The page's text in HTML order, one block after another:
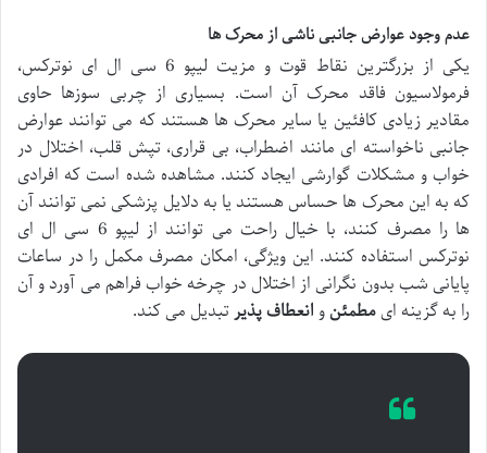
عدم وجود عوارض جانبی ناشی از محرک ها
یکی از بزرگترین نقاط قوت و مزیت لیپو 6 سی ال ای نوترکس،
فرمولاسیون فاقد محرک آن است. بسیاری از چربی سوزها حاوی
مقادیر زیادی کافئین یا سایر محرک ها هستند که می توانند عوارض
جانبی ناخواسته ای مانند اضطراب، بی قراری، تپش قلب، اختلال در
خواب و مشکلات گوارشی ایجاد کنند. مشاهده شده است که افرادی
که به این محرک ها حساس هستند یا به دلایل پزشکی نمی توانند آن
ها را مصرف کنند، با خیال راحت می توانند از لیپو 6 سی ال ای
نوترکس استفاده کنند. این ویژگی، امکان مصرف مکمل را در ساعات
پایانی شب بدون نگرانی از اختلال در چرخه خواب فراهم می آورد و آن
را به گزینه ایمطمئنوانعطاف پذیرتبدیل می کند.